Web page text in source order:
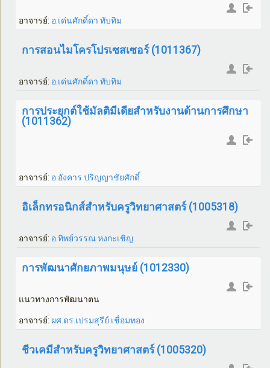
อาจารย์: อ.เด่นศักดิ์ดา ทับทิม
การสอนไมโครโปรเซสเซอร์ (1011367)
อาจารย์: อ.เด่นศักดิ์ดา ทับทิม
การประยุกต์ใช้มัลติมีเดียสำหรับงานด้านการศึกษา
(1011362)
อาจารย์: อ.อังคาร ปริญญาชัยศักดิ์
อิเล็กทรอนิกส์สำหรับครูวิทยาศาสตร์ (1005318)
อาจารย์: อ.ทิพย์วรรณ หงกะเชิญ
การพัฒนาศักยภาพมนุษย์ (1012330)
แนวทางการพัฒนาตน
อาจารย์: ผศ.ดร.เปรมสุรีย์ เชื่อมทอง
ชีวเคมีสำหรับครูวิทยาศาสตร์ (1005320)